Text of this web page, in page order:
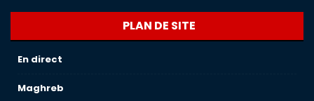
PLAN DE SITE
En direct
Maghreb